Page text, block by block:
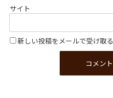
サイト
新しい投稿をメールで受け取る